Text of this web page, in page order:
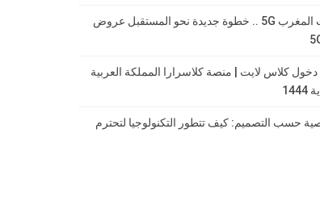
اتصالات المغرب 5G .. خطوة جديدة نحو المستقبل عروض
كلاس لايت | منصة كلاسرارا المملكة العربية
حسب التصميم: كيف تتطور التكنولوجيا لتحترم